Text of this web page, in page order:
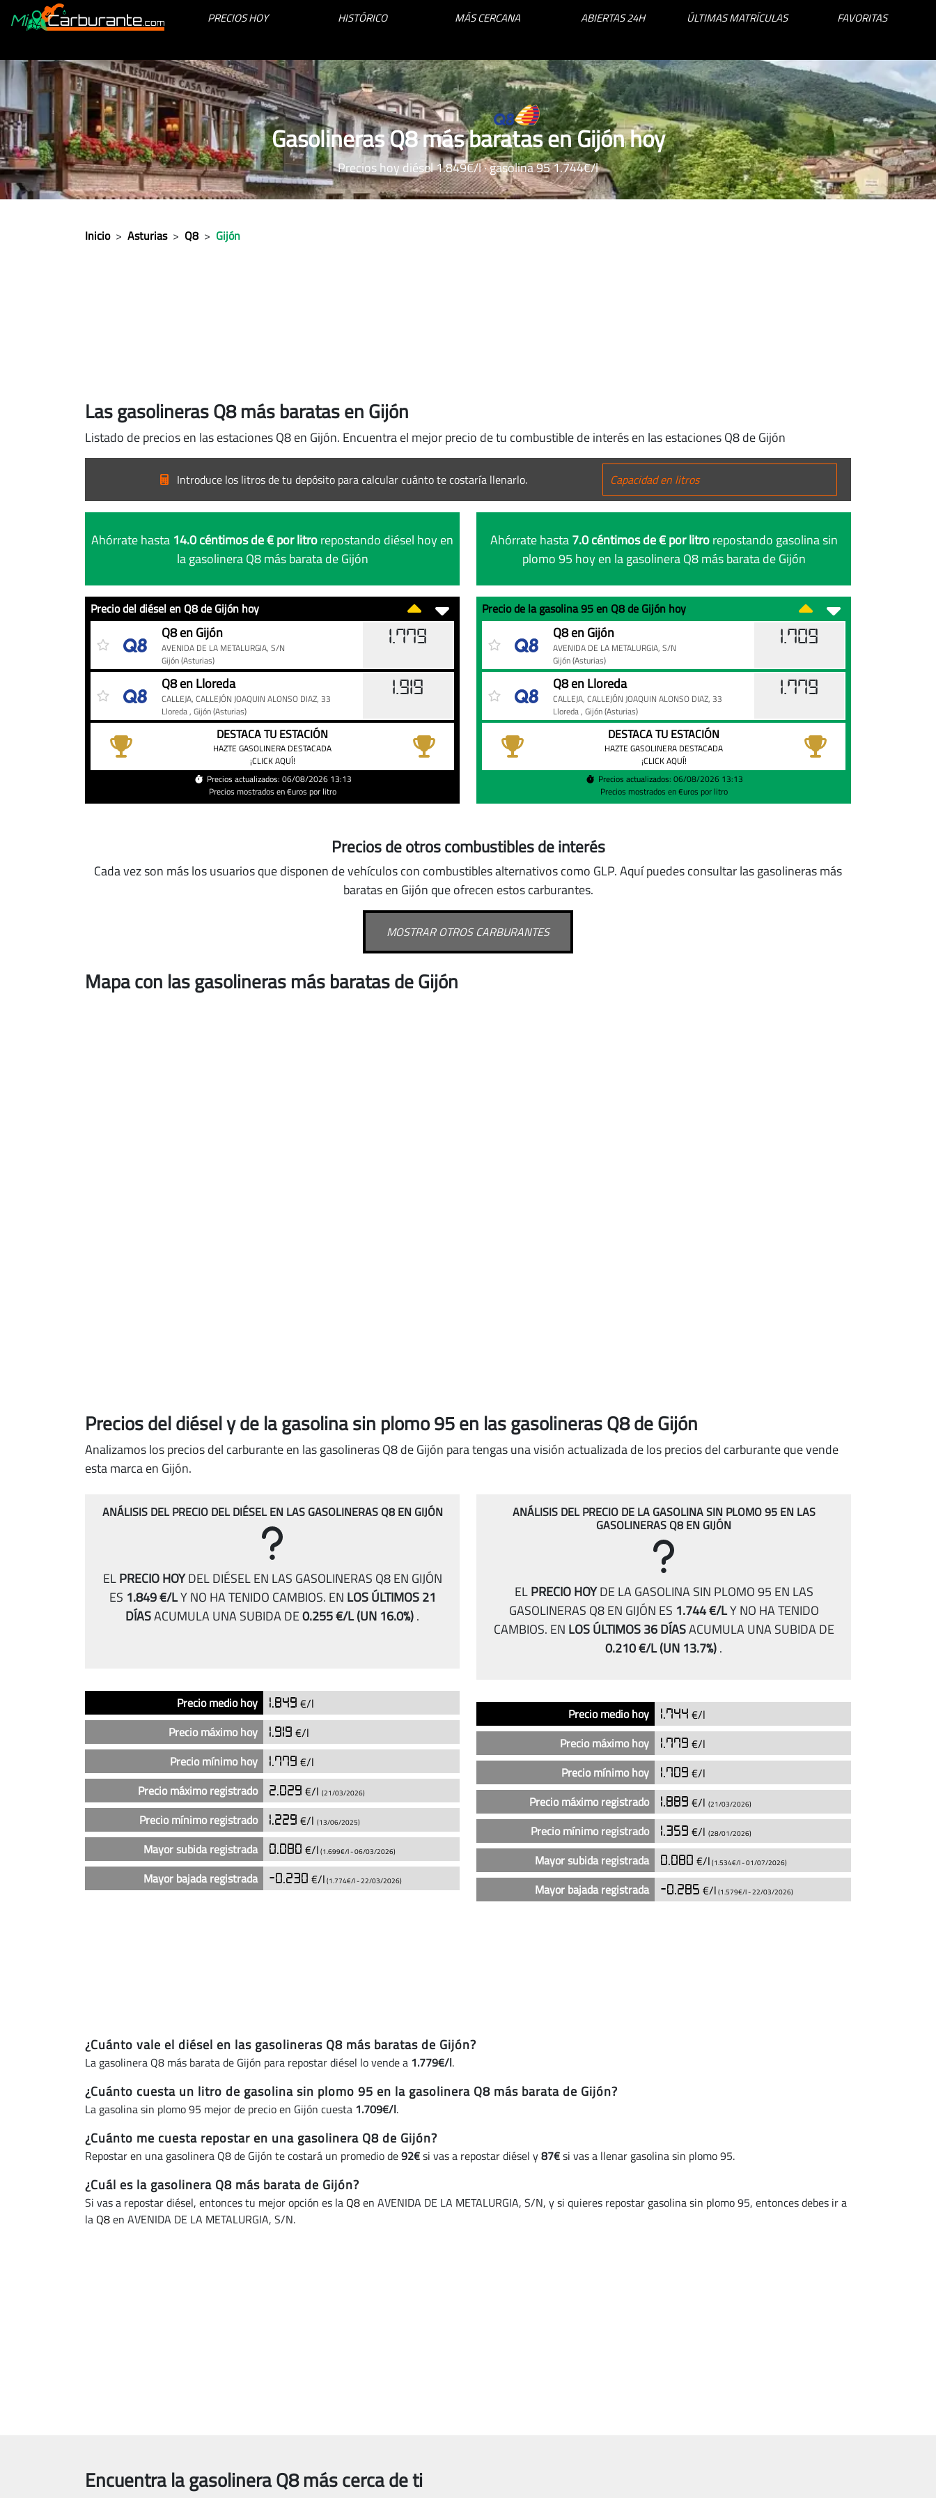
PRECIOS HOY HISTÓRICO MÁS CERCANA ABIERTAS 24H ÚLTIMAS MATRÍCULAS FAVORITAS
Gasolineras Q8 más baratas en Gijón hoy
Precios hoy diésel 1.849€/l · gasolina 95 1.744€/l
Inicio > Asturias > Q8 > Gijón
Las gasolineras Q8 más baratas en Gijón
Listado de precios en las estaciones Q8 en Gijón. Encuentra el mejor precio de tu combustible de interés en las estaciones Q8 de Gijón
Introduce los litros de tu depósito para calcular cuánto te costaría llenarlo.
Ahórrate hasta 14.0 céntimos de € por litrorepostando diésel hoy en
la gasolinera Q8 más barata de Gijón
Precio del diésel en Q8 de Gijón hoy
del
Q8
PrecioQ8 en Gijón
AVENIDA DE LA METALURGIA, S/N
Gijón(Asturias)
1.779
Q8 en Lloreda
CALLEJA, CALLEJÓN JOAQUIN ALONSO DIAZ, 33
Lloreda, Gijón(Asturias)
1.919
DESTACA TU ESTACIÓN
HAZTE GASOLINERA DESTACADA
¡CLICK AQUÍ!
Precios actualizados: 06/08/2026 13:13
Precios mostrados en €uros por litro
Ahórrate hasta7.0 céntimos de € por litrorepostando gasolina sin
plomo 95 hoy en la gasolinera Q8 más barata de Gijón
Precio de la gasolina 95 en Q8 de Gijón hoy
de
95
PrecioQ8 en Gijón
AVENIDA DE LA METALURGIA, S/N
Gijón(Asturias)
1.709
Q8 en Lloreda
CALLEJA, CALLEJÓN JOAQUIN ALONSO DIAZ, 33
Lloreda, Gijón(Asturias)
1.779
DESTACA TU ESTACIÓN
HAZTE GASOLINERA DESTACADA
¡CLICK AQUÍ!
Precios actualizados: 06/08/2026 13:13
Precios mostrados en €uros por litro
Precios de otros combustibles de interés
Cada vez son más los usuarios que disponen de vehículos con combustibles alternativos como GLP. Aquí puedes consultar las gasolineras más
baratas en Gijón que ofrecen estos carburantes.
MOSTRAR OTROS CARBURANTES
Mapa con las gasolineras más baratas de Gijón
Precios del diésely de la gasolina sin plomo 95en las gasolineras Q8 de Gijón
Analizamos los precios del carburante en las gasolineras Q8 de Gijón para tengas una visión actualizada de los precios del carburante que vende
esta marca en Gijón.
ANÁLISIS DEL PRECIO DEL DIÉSEL EN LAS GASOLINERAS Q8 EN GIJÓN
ELPRECIO HOYDEL DIÉSEL EN LAS GASOLINERAS Q8 EN GIJÓN
ES 1.849 €/LY NO HA TENIDO CAMBIOS. EN LOS ÚLTIMOS 21
DÍASACUMULA UNA SUBIDA DE0.255 €/L(UN 16.0%).
Análisis
del
en
gasolineras
Gijón
hoy)
Precio medio hoy 1.849 €/l
Precio máximo hoy
1.919 €/l
Precio mínimo hoy
1.779 €/l
Precio máximo registrado
2.029 €/l (21/03/2026)
Precio mínimo registrado 1.229 €/l (13/06/2025)
Mayor subida registrada 0.080 €/l (1.699€/l -06/03/2026)
Mayor bajada registrada -0.230 €/l (1.774€/l -22/03/2026)
ANÁLISIS DEL PRECIO DE LA GASOLINA SIN PLOMO 95 EN LAS
GASOLINERAS Q8 EN GIJÓN
ELPRECIO HOYDE LA GASOLINA SIN PLOMO 95 EN LAS
GASOLINERAS Q8 EN GIJÓN ES 1.744 €/LY NO HA TENIDO
CAMBIOS. EN LOS ÚLTIMOS 36 DÍASACUMULA UNA SUBIDA DE
0.210 €/L(UN 13.7%).
Análisis
de
gasolina
plomo
las
Q8
Precio medio hoy 1.744 €/l
Precio máximo hoy
1.779 €/l
Precio mínimo hoy
1.709 €/l
Precio máximo registrado
1.889 €/l (21/03/2026)
Precio mínimo registrado 1.359 €/l (28/01/2026)
Mayor subida registrada 0.080 €/l (1.534€/l -01/07/2026)
Mayor bajada registrada -0.285 €/l (1.579€/l -22/03/2026)
¿Cuánto vale el diésel en las gasolineras Q8 más baratas de Gijón?
La gasolinera Q8 más barata de Gijón para repostar diésel lo vende a 1.779€/l.
¿Cuánto cuesta un litro de gasolina sin plomo 95 en la gasolinera Q8 más barata de Gijón?
La gasolina sin plomo 95 mejor de precio en Gijón cuesta 1.709€/l.
¿Cuánto me cuesta repostar en una gasolinera Q8 de Gijón?
Repostar en una gasolinera Q8 de Gijón te costará un promedio de92€si vas a repostar diésel y87€si vas a llenar gasolina sin plomo 95.
¿Cuál es la gasolinera Q8 más barata de Gijón?
Si vas a repostar diésel, entonces tu mejor opción es la Q8en AVENIDA DE LA METALURGIA, S/N, y si quieres repostar gasolina sin plomo 95, entonces debes ir a
la Q8en AVENIDA DE LA METALURGIA, S/N.
Encuentra la gasolinera Q8 más cerca de ti